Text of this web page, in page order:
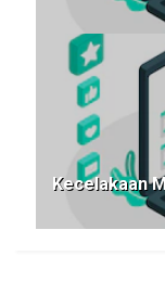
Kecelakaan